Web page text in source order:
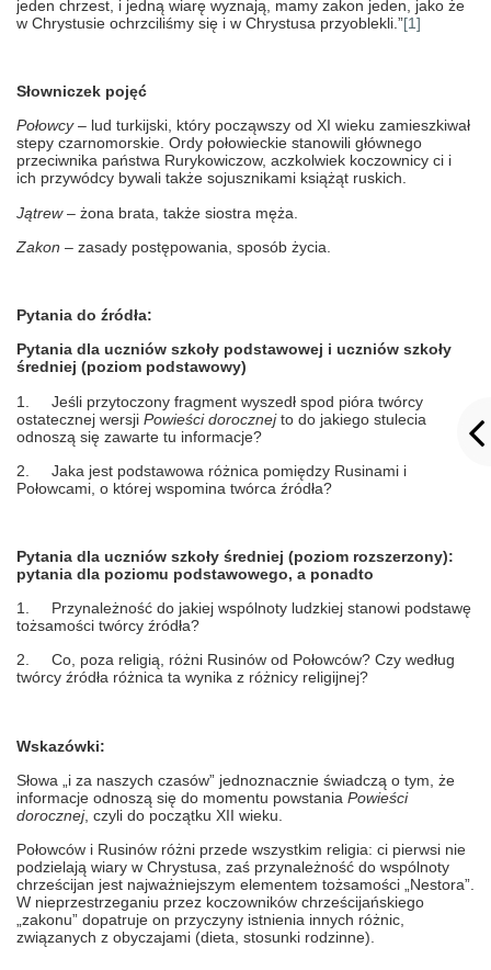
jeden chrzest, i jedną wiarę wyznają, mamy zakon jeden, jako że
w Chrystusie ochrzciliśmy się i w Chrystusa przyoblekli.”[1]
Słowniczek pojęć
Połowcy– lud turkijski, który począwszy od XI wieku zamieszkiwał
stepy czarnomorskie. Ordy połowieckie stanowili głównego
przeciwnika państwa Rurykowiczow, aczkolwiek koczownicy ci i
ich przywódcy bywali także sojusznikami książąt ruskich.
Jątrew– żona brata, także siostra męża.
Zakon – zasady postępowania, sposób życia.
Pytania do źródła:
Pytania dla uczniów szkoły podstawowej i uczniów szkoły
średniej (poziom podstawowy)
1. Jeśli przytoczony fragment wyszedł spod pióra twórcy
ostatecznej wersji Powieści dorocznejto do jakiego stulecia
odnoszą się zawarte tu informacje?
2. Jaka jest podstawowa różnica pomiędzy Rusinami i
Połowcami, o której wspomina twórca źródła?
Pytania dla uczniów szkoły średniej (poziom rozszerzony):
pytania dla poziomu podstawowego, a ponadto
1. Przynależność do jakiej wspólnoty ludzkiej stanowi podstawę
tożsamości twórcy źródła?
2. Co, poza religią, różni Rusinów od Połowców? Czy według
twórcy źródła różnica ta wynika z różnicy religijnej?
Wskazówki:
Słowa „i za naszych czasów” jednoznacznie świadczą o tym, że
informacje odnoszą się do momentu powstania Powieści
dorocznej, czyli do początku XII wieku.
Połowców i Rusinów różni przede wszystkim religia: ci pierwsi nie
podzielają wiary w Chrystusa, zaś przynależność do wspólnoty
chrześcijan jest najważniejszym elementem tożsamości „Nestora”.
W nieprzestrzeganiu przez koczowników chrześcijańskiego
„zakonu” dopatruje on przyczyny istnienia innych różnic,
związanych z obyczajami (dieta, stosunki rodzinne).